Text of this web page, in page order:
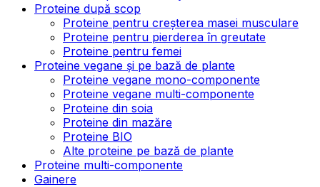
Proteine după scop
Proteine pentru creșterea masei musculare
Proteine pentru pierderea în greutate
Proteine pentru femei
Proteine vegane și pe bază de plante
Proteine vegane mono-componente
Proteine vegane multi-componente
Proteine din soia
Proteine din mazăre
Proteine BIO
Alte proteine pe bază de plante
Proteine multi-componente
Gainere